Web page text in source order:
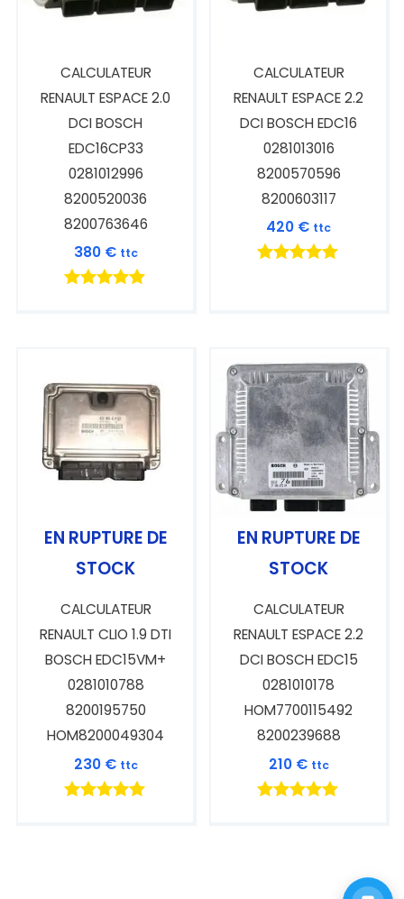
CALCULATEUR
RENAULT ESPACE 2.0
DCI BOSCH
EDC16CP33
0281012996
8200520036
8200763646
380 € ttc
CALCULATEUR
RENAULT ESPACE 2.2
DCI BOSCH EDC16
0281013016
8200570596
8200603117
420 € ttc
EN RUPTURE DE
STOCK
CALCULATEUR
RENAULT CLIO 1.9 DTI
BOSCH EDC15VM+
0281010788
8200195750
HOM8200049304
230 € ttc
EN RUPTURE DE
STOCK
CALCULATEUR
RENAULT ESPACE 2.2
DCI BOSCH EDC15
0281010178
HOM7700115492
8200239688
210 € ttc